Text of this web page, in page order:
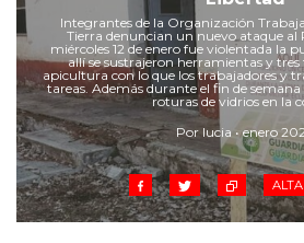
Cruz del Eje
Corredor de
La Carlota y
Laboulaye y
Bell Ville
Río Tercero
Integrantes de la Organización
Tierra denuncian un nuevo ataque al
miércoles 12 de enero fue violentada la
allí se sustrajeron herramientas y tres
apicultura con lo que los trabajadores y
tareas. Además durante el fin de
roturas de vidrios en la
Por lucia • enero